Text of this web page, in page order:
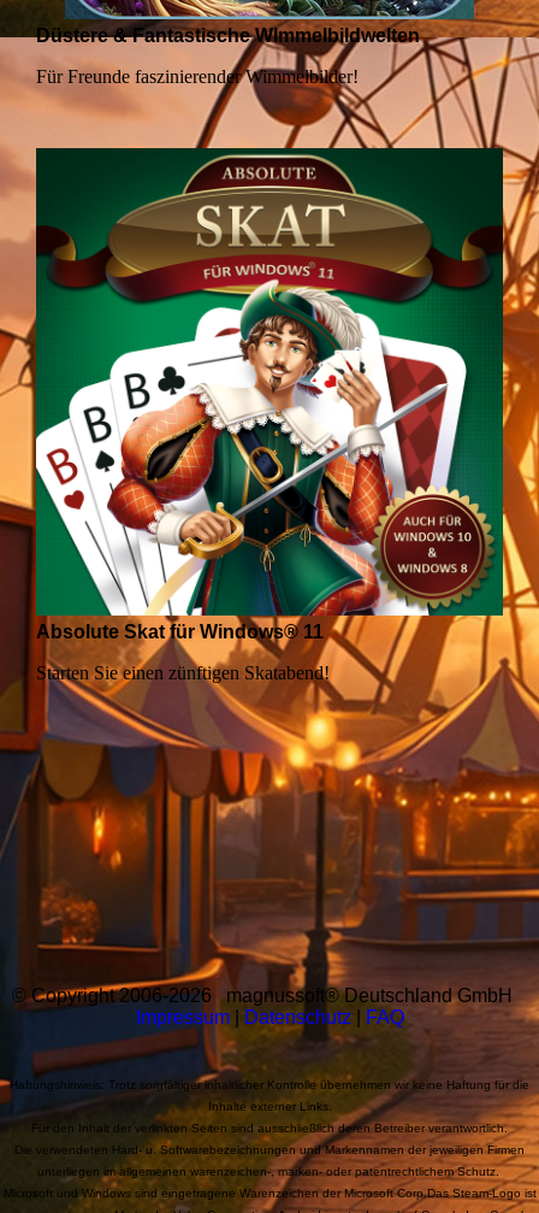
Düstere & Fantastische WImmelbildwelten
Für Freunde faszinierender Wimmelbilder!
Absolute Skat für Windows® 11
Starten Sie einen zünftigen Skatabend!
Play Orange Games, Gelegenheitsspiele, Casualspiele, Casual Games,
Wimmelbildspiele PC Download, Casual Gaming, Cozy games, Relaxing games
© Copyright 2006-2026 magnussoft® Deutschland GmbH
Impressum| Datenschutz FAQ
Haftungshinweis: Trotz sorgfältiger inhaltlicher Kontrolle übernehmen wir keine Haftung für die
Inhalte externer Links.
Für den Inhalt der verlinkten Seiten sind ausschließlich deren Betreiber verantwortlich.
Die verwendeten Hard- u. Softwarebezeichnungen und Markennamen der jeweiligen Firmen
unterliegen im allgemeinen warenzeichen-, marken- oder patentrechtlichem Schutz.
Microsoft und Windows sind eingetragene Warenzeichen der Microsoft Corp.Das Steam-Logo ist